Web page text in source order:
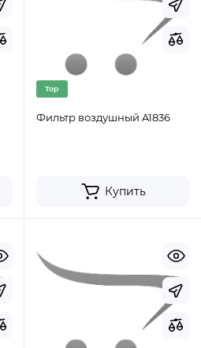
Top
Фильтр воздушный A1836
Купить